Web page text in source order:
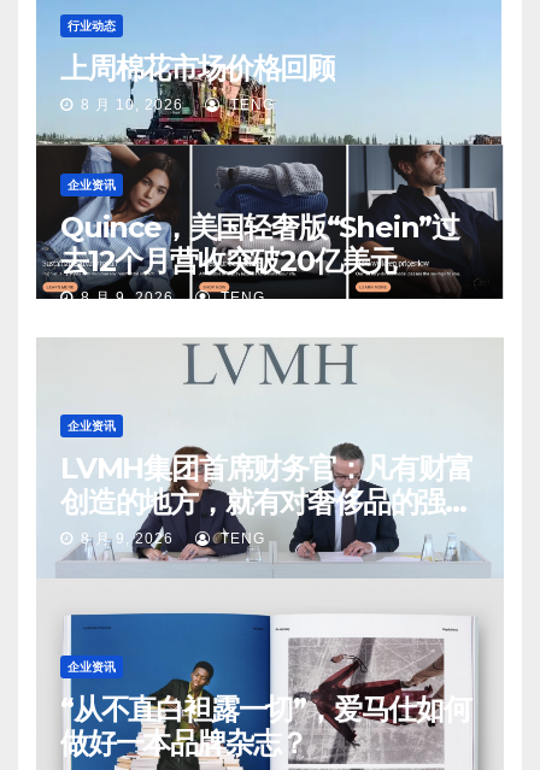
行业动态
上周棉花市场价格回顾
8 月 10, 2026 TENG
企业资讯
Quince，美国轻奢版“Shein”过
去12个月营收突破20亿美元
8 月 9, 2026 TENG
企业资讯
LVMH集团首席财务官：凡有财富
创造的地方，就有对奢侈品的强烈
需求
8 月 9, 2026 TENG
企业资讯
“从不直白袒露一切”，爱马仕如何
做好一本品牌杂志？